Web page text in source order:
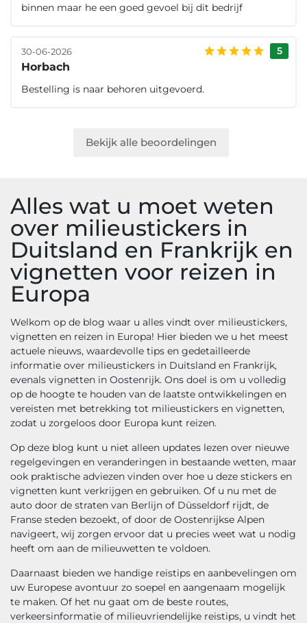
binnen maar he een goed gevoel bij dit bedrijf
5
Horbach
30-06-2026
Bestelling is naar behoren uitgevoerd.
Bekijk alle beoordelingen
Alles wat u moet weten
over milieustickers in
Duitsland en Frankrijk en
vignetten voor reizen in
Europa
Welkom op de blog waar u alles vindt over milieustickers,
vignetten en reizen in Europa! Hier bieden we u het meest
actuele nieuws, waardevolle tips en gedetailleerde
informatie over milieustickers in Duitsland en Frankrijk,
evenals vignetten in Oostenrijk. Ons doel is om u volledig
op de hoogte te houden van de laatste ontwikkelingen en
vereisten met betrekking tot milieustickers en vignetten,
zodat u zorgeloos door Europa kunt reizen.
Op deze blog kunt u niet alleen updates lezen over nieuwe
regelgevingen en veranderingen in bestaande wetten, maar
ook praktische adviezen vinden over hoe u deze stickers en
vignetten kunt verkrijgen en gebruiken. Of u nu met de
auto door de straten van Berlijn of Düsseldorf rijdt, de
Franse steden bezoekt, of door de Oostenrijkse Alpen
navigeert, wij zorgen ervoor dat u precies weet wat u nodig
heeft om aan de milieuwetten te voldoen.
Daarnaast bieden we handige reistips en aanbevelingen om
uw Europese avontuur zo soepel en aangenaam mogelijk
te maken. Of het nu gaat om de beste routes,
verkeersinformatie of milieuvriendelijke reistips, u vindt het